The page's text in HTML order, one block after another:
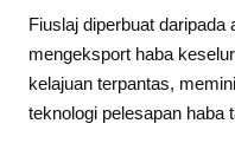
Fiuslaj diperbuat daripada
mengeksport haba
kelajuan terpantas,
teknologi pelesapan haba